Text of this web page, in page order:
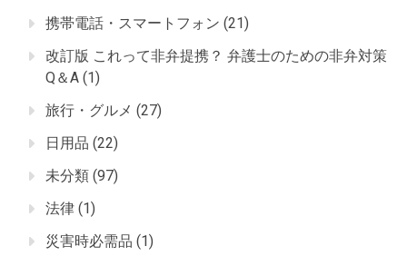
携帯電話・スマートフォン (21)
改訂版 これって非弁提携？ 弁護士のための非弁対策
Q＆A (1)
旅行・グルメ (27)
日用品 (22)
未分類 (97)
法律 (1)
災害時必需品 (1)